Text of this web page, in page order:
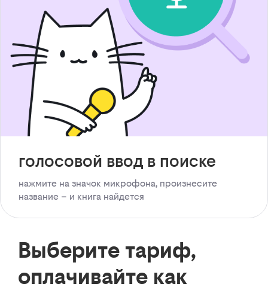
голосовой ввод в поиске
нажмите на значок микрофона, произнесите
название – и книга найдется
Выберите тариф,
оплачивайте как